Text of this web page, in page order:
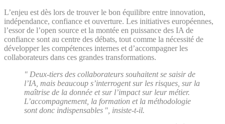
L’enjeu est dès lors de trouver le bon équilibre entre innovation,
indépendance, confiance et ouverture. Les initiatives européennes,
l’essor de l’open source et la montée en puissance des IA de
confiance sont au centre des débats, tout comme la nécessité de
développer les compétences internes et d’accompagner les
collaborateurs dans ces grandes transformations.
" Deux-tiers des collaborateurs souhaitent se saisir de
l’IA, mais beaucoup s’interrogent sur les risques, sur la
maîtrise de la donnée et sur l’impact sur leur métier.
L’accompagnement, la formation et la méthodologie
sont donc indispensables ", insiste-t-il.